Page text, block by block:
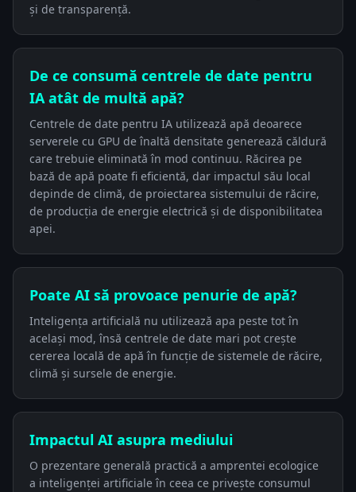
și de transparență.
De ce consumă centrele de date pentru
IA atât de multă apă?
Centrele de date pentru IA utilizează apă deoarece
serverele cu GPU de înaltă densitate generează căldură
care trebuie eliminată în mod continuu. Răcirea pe
bază de apă poate fi eficientă, dar impactul său local
depinde de climă, de proiectarea sistemului de răcire,
de producția de energie electrică și de disponibilitatea
apei.
Poate AI să provoace penurie de apă?
Inteligența artificială nu utilizează apa peste tot în
același mod, însă centrele de date mari pot crește
cererea locală de apă în funcție de sistemele de răcire,
climă și sursele de energie.
Impactul AI asupra mediului
O prezentare generală practică a amprentei ecologice
a inteligenței artificiale în ceea ce privește consumul